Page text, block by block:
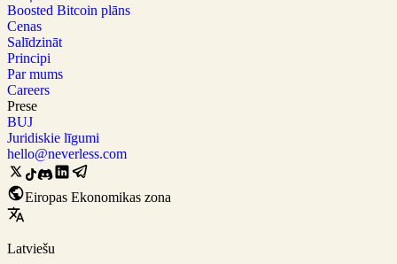
Boosted Bitcoin plāns
Cenas
Salīdzināt
Principi
Par mums
Careers
Prese
BUJ
Juridiskie līgumi
hello@neverless.com
Eiropas Ekonomikas zona
Latviešu